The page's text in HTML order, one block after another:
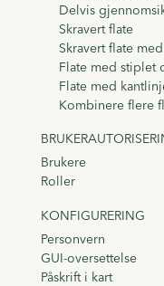
Delvis
Skravert flate
Skravert flate
Flate med stiplet
Flate med
Kombinere flere
Brukere
Roller
KONFIGURERING
Personvern
GUI-oversettelse
Påskrift i kart